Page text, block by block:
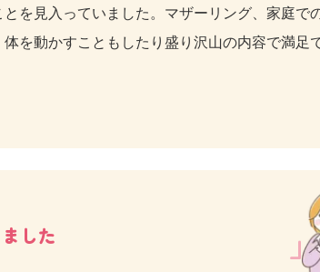
を見入っていました。マザーリング、家庭で
を動かすこともしたり盛り沢山の内容で満足
した